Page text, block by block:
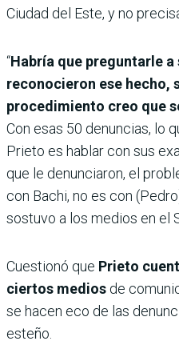
Ciudad del Este, y no
“Habría que preguntarle
reconocieron ese hecho,
procedimiento creo que
Con esas 50 denuncias, lo
Prieto es hablar con sus
que le denunciaron, el
con Bachi, no es con
sostuvo a los medios en el
Cuestionó que Prieto
ciertos medios de
se hacen eco de las
esteño.